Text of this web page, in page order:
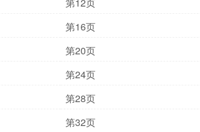
第16页
第20页
第24页
第28页
第32页